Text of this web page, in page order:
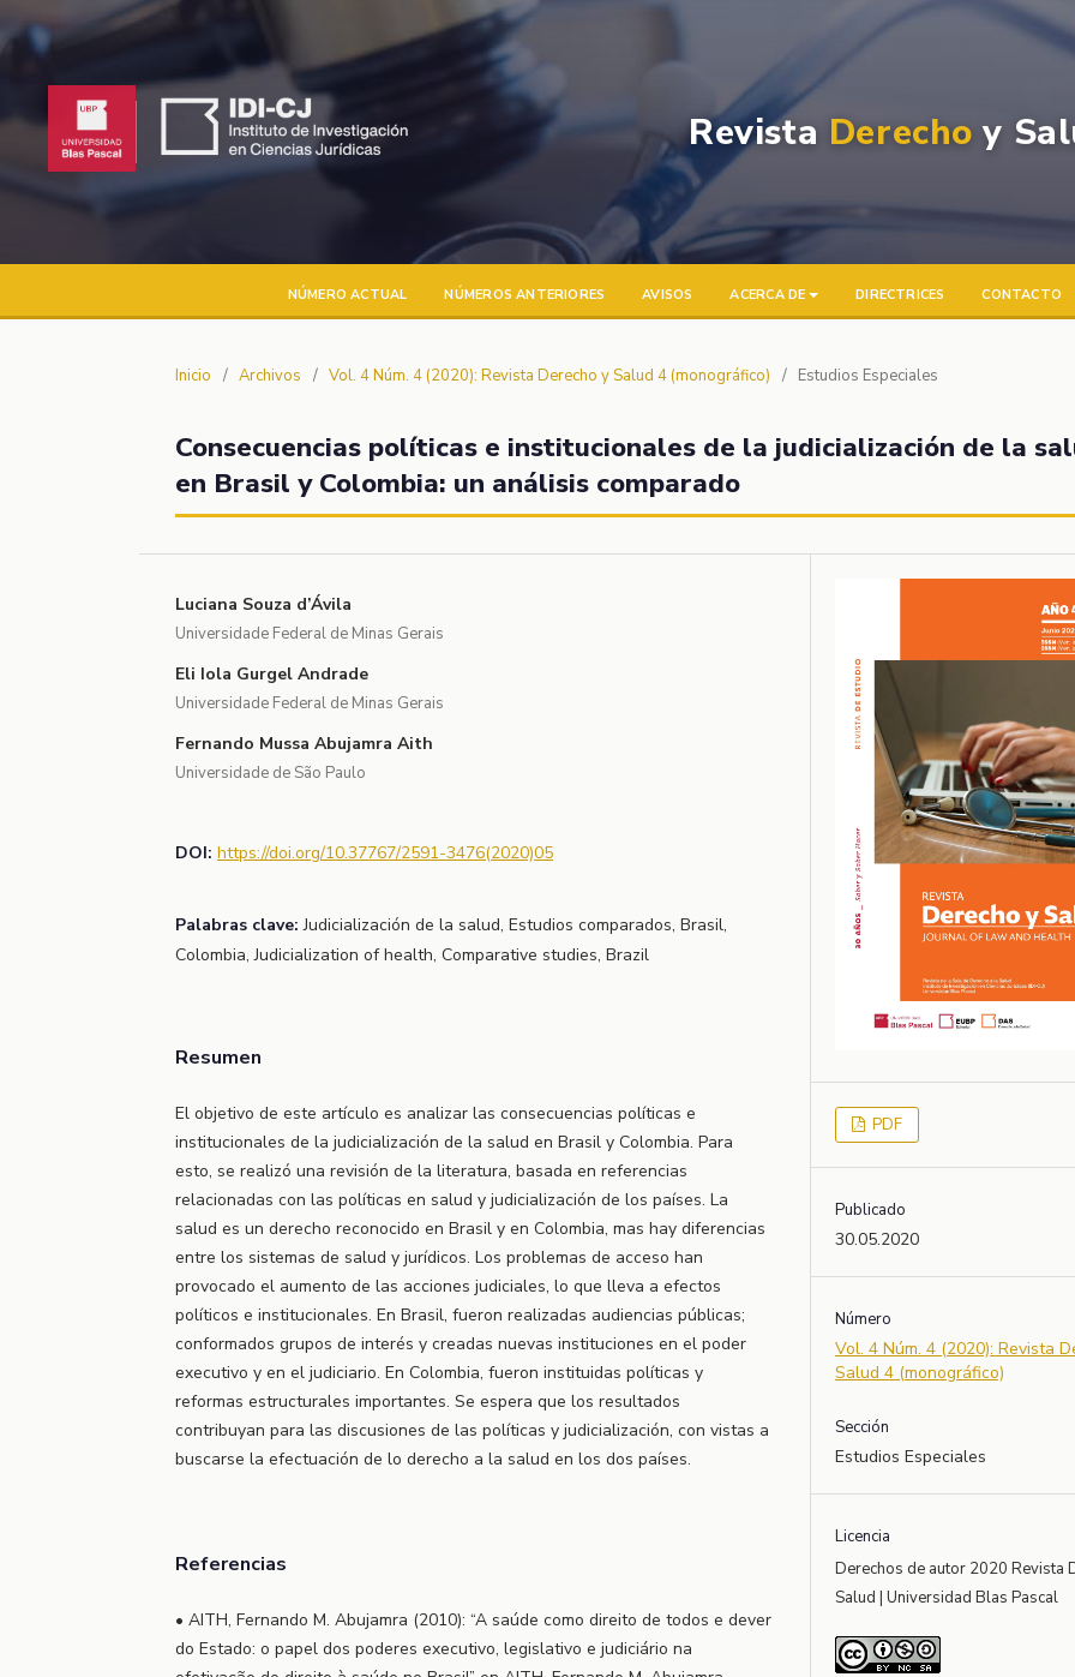
Revista Derecho y
NÚMERO ACTUAL NÚMEROS ANTERIORES AVISOS ACERCA DE DIRECTRICES CONTACTO
Inicio / Archivos / Vol. 4 Núm. 4 (2020): Revista Derecho y Salud 4 (monográfico) / Estudios Especiales
Consecuencias políticas e institucionales de la judicialización de la
en Brasil y Colombia: un análisis comparado
Luciana Souza d’Ávila
Universidade Federal de Minas Gerais
Eli Iola Gurgel Andrade
Universidade Federal de Minas Gerais
Fernando Mussa Abujamra Aith
Universidade de São Paulo
DOI: https://doi.org/10.37767/2591-3476(2020)05
Palabras clave:Judicialización de la salud, Estudios comparados, Brasil,
Colombia, Judicialization of health, Comparative studies, Brazil
Resumen
El objetivo de este artículo es analizar las consecuencias políticas e
institucionales de la judicialización de la salud en Brasil y Colombia. Para
esto, se realizó una revisión de la literatura, basada en referencias
relacionadas con las políticas en salud y judicialización de los países. La
salud es un derecho reconocido en Brasil y en Colombia, mas hay diferencias
entre los sistemas de salud y jurídicos. Los problemas de acceso han
provocado el aumento de las acciones judiciales, lo que lleva a efectos
políticos e institucionales. En Brasil, fueron realizadas audiencias públicas;
conformados grupos de interés y creadas nuevas instituciones en el poder
executivo y en el judiciario. En Colombia, fueron instituidas políticas y
reformas estructurales importantes. Se espera que los resultados
contribuyan para las discusiones de las políticas y judicialización, con vistas a
buscarse la efectuación de lo derecho a la salud en los dos países.
Referencias
• AITH, Fernando M. Abujamra (2010): “A saúde como direito de todos e dever
do Estado: o papel dos poderes executivo, legislativo e judiciário na
PDF
Publicado
30.05.2020
Número
Vol. 4 Núm. 4 (2020): Revista
Salud 4 (monográfico)
Sección
Estudios Especiales
Licencia
Derechos de autor 2020 Revista
Salud | Universidad Blas Pascal